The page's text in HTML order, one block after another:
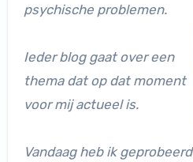
psychische problemen.
Ieder blog gaat over een
thema dat op dat moment
voor mij actueel is.
Vandaag heb ik geprobeerd